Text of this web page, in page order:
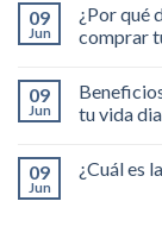
09
Jun
¿Por qué
comprar
09
Jun
tu vida
09
Jun
¿Cuál es